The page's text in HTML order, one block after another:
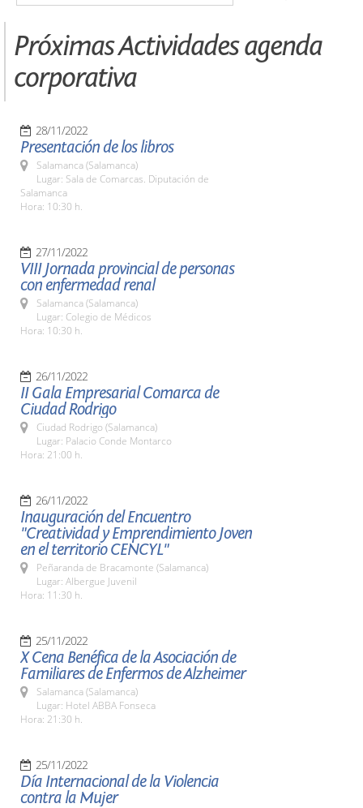
Próximas Actividades agenda
corporativa
28/11/2022
Presentación de los libros
Salamanca (Salamanca)
Lugar: Sala de Comarcas. Diputación de
Salamanca
Hora: 10:30 h.
27/11/2022
VIII Jornada provincial de personas
con enfermedad renal
Salamanca (Salamanca)
Lugar: Colegio de Médicos
Hora: 10:30 h.
26/11/2022
II Gala Empresarial Comarca de
Ciudad Rodrigo
Ciudad Rodrigo (Salamanca)
Lugar: Palacio Conde Montarco
Hora: 21:00 h.
26/11/2022
Inauguración del Encuentro
"Creatividad y Emprendimiento Joven
en el territorio CENCYL"
Peñaranda de Bracamonte (Salamanca)
Lugar: Albergue Juvenil
Hora: 11:30 h.
25/11/2022
X Cena Benéfica de la Asociación de
Familiares de Enfermos de Alzheimer
Salamanca (Salamanca)
Lugar: Hotel ABBA Fonseca
Hora: 21:30 h.
25/11/2022
Día Internacional de la Violencia
contra la Mujer